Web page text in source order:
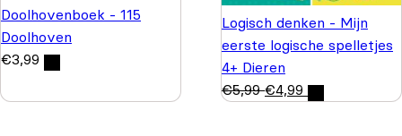
Doolhovenboek - 115
Doolhoven
€3,99
Logisch denken - Mijn
eerste logische spelletjes
4+ Dieren
€5,99 €4,99